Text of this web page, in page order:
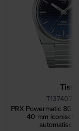
PRX Powermatic 80
40 mm Iconisch